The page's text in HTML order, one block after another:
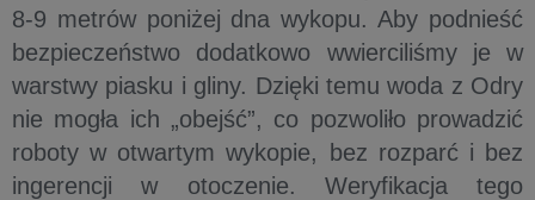
8-9 metrów poniżej dna wykopu. Aby podnieść
bezpieczeństwo dodatkowo wwierciliśmy je w
warstwy piasku i gliny. Dzięki temu woda z Odry
nie mogła ich „obejść”, co pozwoliło prowadzić
roboty w otwartym wykopie, bez rozparć i bez
ingerencji w otoczenie. Weryfikacja tego